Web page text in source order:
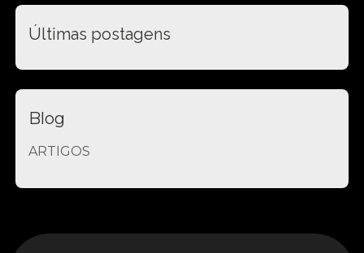
Últimas postagens
Blog
ARTIGOS